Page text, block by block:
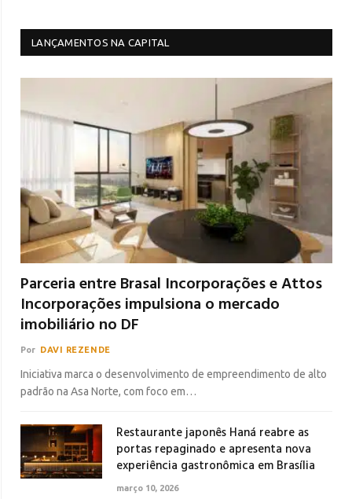
LANÇAMENTOS NA CAPITAL
Parceria entre Brasal Incorporações e Attos
Incorporações impulsiona o mercado
imobiliário no DF
Por DAVI REZENDE
Iniciativa marca o desenvolvimento de empreendimento de alto
padrão na Asa Norte, com foco em…
Restaurante japonês Haná reabre as
portas repaginado e apresenta nova
experiência gastronômica em Brasília
março 10, 2026